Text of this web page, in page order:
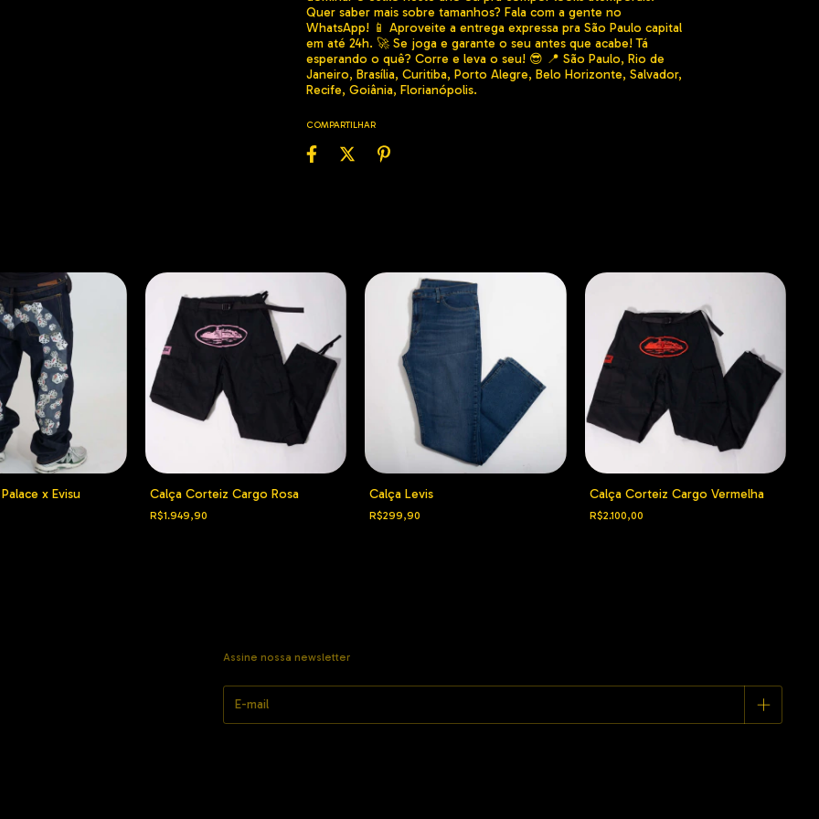
Quer saber mais sobre tamanhos? Fala com a gente no
WhatsApp! 📱 Aproveite a entrega expressa pra São Paulo capital
em até 24h. 🚀 Se joga e garante o seu antes que acabe! Tá
esperando o quê? Corre e leva o seu! 😎 📍 São Paulo, Rio de
Janeiro, Brasília, Curitiba, Porto Alegre, Belo Horizonte, Salvador,
Recife, Goiânia, Florianópolis.
COMPARTILHAR
x Evisu Calça Corteiz Cargo Rosa
R$1.949,90
Calça Levis
R$299,90
Calça Corteiz Cargo Vermelha
R$2.100,00
Assine nossa newsletter